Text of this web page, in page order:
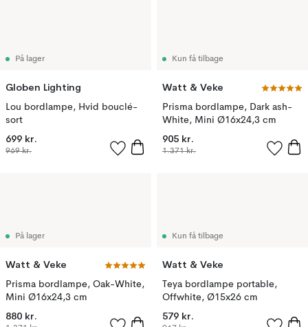
På lager
Globen Lighting
Lou bordlampe, Hvid bouclé-
sort
699 kr.
969 kr.
Kun få tilbage
Watt & Veke
Prisma bordlampe, Dark ash-
White, Mini Ø16x24,3 cm
905 kr.
1.371 kr.
På lager
Watt & Veke
Prisma bordlampe, Oak-White,
Mini Ø16x24,3 cm
880 kr.
Kun få tilbage
Watt & Veke
Teya bordlampe portable,
Offwhite, Ø15x26 cm
579 kr.